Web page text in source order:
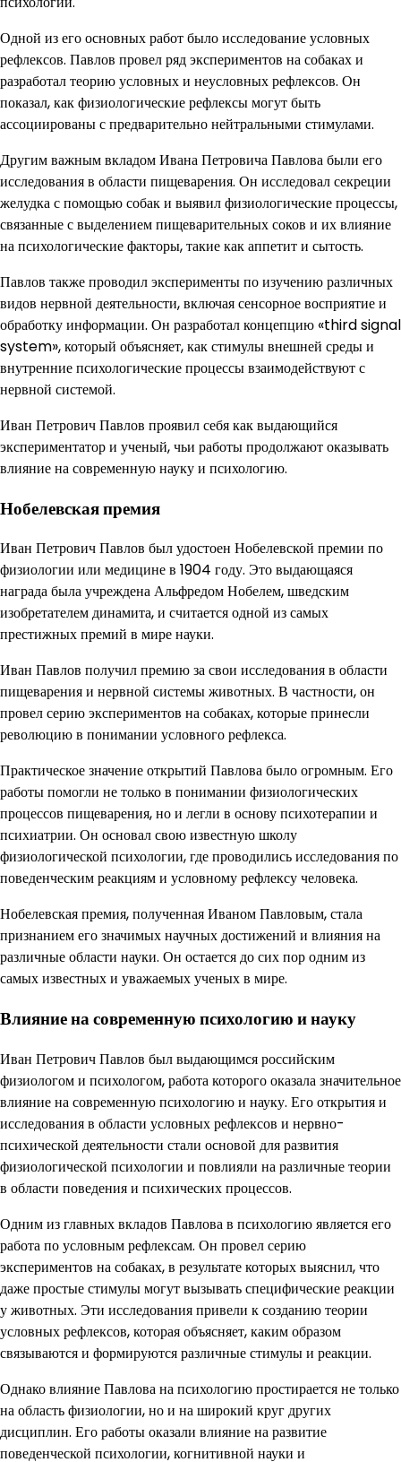
Одной из его основных работ было исследование условных
рефлексов. Павлов провел ряд экспериментов на собаках и
разработал теорию условных и неусловных рефлексов. Он
показал, как физиологические рефлексы могут быть
ассоциированы с предварительно нейтральными стимулами.
Другим важным вкладом Ивана Петровича Павлова были его
исследования в области пищеварения. Он исследовал секреции
желудка с помощью собак и выявил физиологические процессы,
связанные с выделением пищеварительных соков и их влияние
на психологические факторы, такие как аппетит и сытость.
Павлов также проводил эксперименты по изучению различных
видов нервной деятельности, включая сенсорное восприятие и
обработку информации. Он разработал концепцию «third signal
system», который объясняет, как стимулы внешней среды и
внутренние психологические процессы взаимодействуют с
нервной системой.
Иван Петрович Павлов проявил себя как выдающийся
экспериментатор и ученый, чьи работы продолжают оказывать
влияние на современную науку и психологию.
Нобелевская премия
Иван Петрович Павлов был удостоен Нобелевской премии по
физиологии или медицине в 1904 году. Это выдающаяся
награда была учреждена Альфредом Нобелем, шведским
изобретателем динамита, и считается одной из самых
престижных премий в мире науки.
Иван Павлов получил премию за свои исследования в области
пищеварения и нервной системы животных. В частности, он
провел серию экспериментов на собаках, которые принесли
революцию в понимании условного рефлекса.
Практическое значение открытий Павлова было огромным. Его
работы помогли не только в понимании физиологических
процессов пищеварения, но и легли в основу психотерапии и
психиатрии. Он основал свою известную школу
физиологической психологии, где проводились исследования по
поведенческим реакциям и условному рефлексу человека.
Нобелевская премия, полученная Иваном Павловым, стала
признанием его значимых научных достижений и влияния на
различные области науки. Он остается до сих пор одним из
самых известных и уважаемых ученых в мире.
Влияние на современную психологию и науку
Иван Петрович Павлов был выдающимся российским
физиологом и психологом, работа которого оказала значительное
влияние на современную психологию и науку. Его открытия и
исследования в области условных рефлексов и нервно-
психической деятельности стали основой для развития
физиологической психологии и повлияли на различные теории
в области поведения и психических процессов.
Одним из главных вкладов Павлова в психологию является его
работа по условным рефлексам. Он провел серию
экспериментов на собаках, в результате которых выяснил, что
даже простые стимулы могут вызывать специфические реакции
у животных. Эти исследования привели к созданию теории
условных рефлексов, которая объясняет, каким образом
связываются и формируются различные стимулы и реакции.
Однако влияние Павлова на психологию простирается не только
на область физиологии, но и на широкий круг других
дисциплин. Его работы оказали влияние на развитие
поведенческой психологии, когнитивной науки и